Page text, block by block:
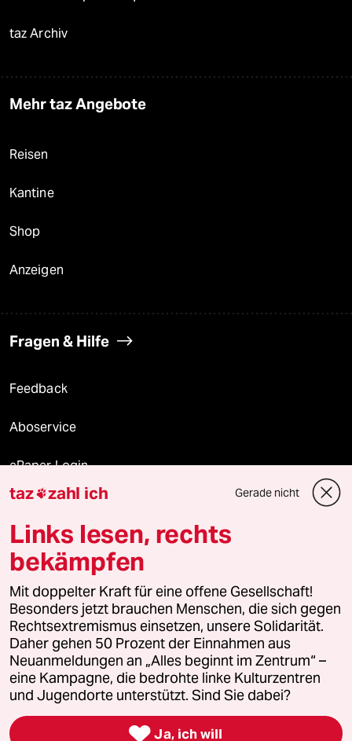
taz Archiv
Mehr taz Angebote
Reisen
Kantine
Shop
Anzeigen
Fragen & Hilfe
Feedback
Aboservice
ePaper Login
Downloads für Abonnierende
© 2026 taz Verlags und Vertriebs GmbH
Alle Rechte vorbehalten. Bei rechtlichen Fragen oder für Genehmigungen
wenden Sie sich bitte an
lizenzen@taz.de
Feedback Redaktionsstatut Kommune-Richtlinien
Leitlinie Informant Datenschutz Impressum AGB
Seitenwende Einwilligungen widerrufen (Ads)
taz zahl ich Gerade nicht
Links lesen, rechts
bekämpfen
Mit doppelter Kraft für eine offene Gesellschaft!
Besonders jetzt brauchen Menschen, die sich gegen
Rechtsextremismus einsetzen, unsere Solidarität.
Daher gehen 50 Prozent der Einnahmen aus
Neuanmeldungen an „Alles beginnt im Zentrum“ –
eine Kampagne, die bedrohte linke Kulturzentren
und Jugendorte unterstützt. Sind Sie dabei?
 Ja, ich will